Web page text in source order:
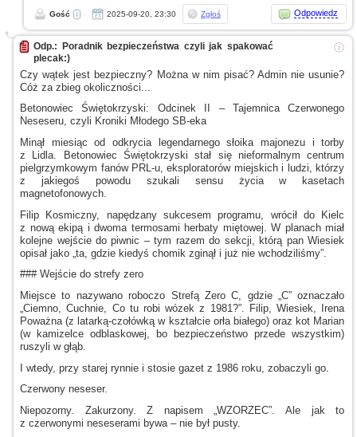
Gość 2025-09-20, 23:30 Zgłoś Odpowiedz
ⓘ
Odp.: Poradnik bezpieczeństwa czyli jak spakować
plecak:)
Czy wątek jest bezpieczny? Można w nim pisać? Admin nie usunie?
Cóż za zbieg okoliczności...
Betonowiec Świętokrzyski: Odcinek II – Tajemnica Czerwonego
Neseseru, czyli Kroniki Młodego SB-eka
Minął miesiąc od odkrycia legendarnego słoika majonezu i torby
z Lidla. Betonowiec Świętokrzyski stał się nieformalnym centrum
pielgrzymkowym fanów PRL-u, eksploratorów miejskichi ludzi, którzy
z jakiegoś powodu szukali sensu życiaw kasetach
magnetofonowych.
Filip Kosmiczny, napędzany sukcesem programu, wrócił do Kielc
z nowąekipą i dwoma termosami herbaty miętowej.W planachmiał
kolejne wejście do piwnic – tym razem do sekcji, którą pan Wiesiek
opisał jako „ta, gdzie kiedyś chomik zginąłi już nie wchodziliśmy”.
### Wejście do strefy zero
Miejsce to nazywano roboczo Strefą Zero C, gdzie „C” oznaczało
„Ciemno, Cuchnie, Co tu robi wózekz 1981?”.
Filip, Wiesiek, Irena
Poważna (z latarką-czołówkąw kształcieorła białego) oraz kot Marian
(w kamizelce odblaskowej, bo bezpieczeństwo przede wszystkim)
ruszyliw głąb.
I wtedy, przy starej rynniei stosie gazetz 1986 roku, zobaczyli go.
Czerwony neseser.
Niepozorny. Zakurzony.Z napisem „WZORZEC”. Ale jak to
z czerwonymi neseserami bywa – nie był pusty.